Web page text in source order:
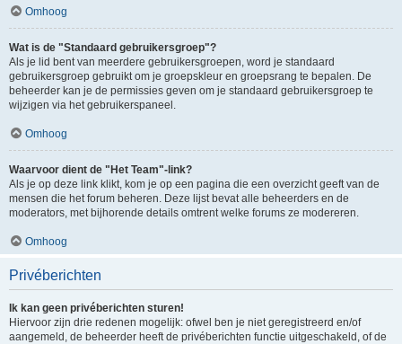
Omhoog
Wat is de "Standaard gebruikersgroep"?
Als je lid bent van meerdere gebruikersgroepen, word je standaard
gebruikersgroep gebruikt om je groepskleur en groepsrang te bepalen. De
beheerder kan je de permissies geven om je standaard gebruikersgroep te
wijzigen via het gebruikerspaneel.
Omhoog
Waarvoor dient de "Het Team"-link?
Als je op deze link klikt, kom je op een pagina die een overzicht geeft van de
mensen die het forum beheren. Deze lijst bevat alle beheerders en de
moderators, met bijhorende details omtrent welke forums ze modereren.
Omhoog
Privéberichten
Ik kan geen privéberichten sturen!
Hiervoor zijn drie redenen mogelijk: ofwel ben je niet geregistreerd en/of
aangemeld, de beheerder heeft de privéberichten functie uitgeschakeld, of de